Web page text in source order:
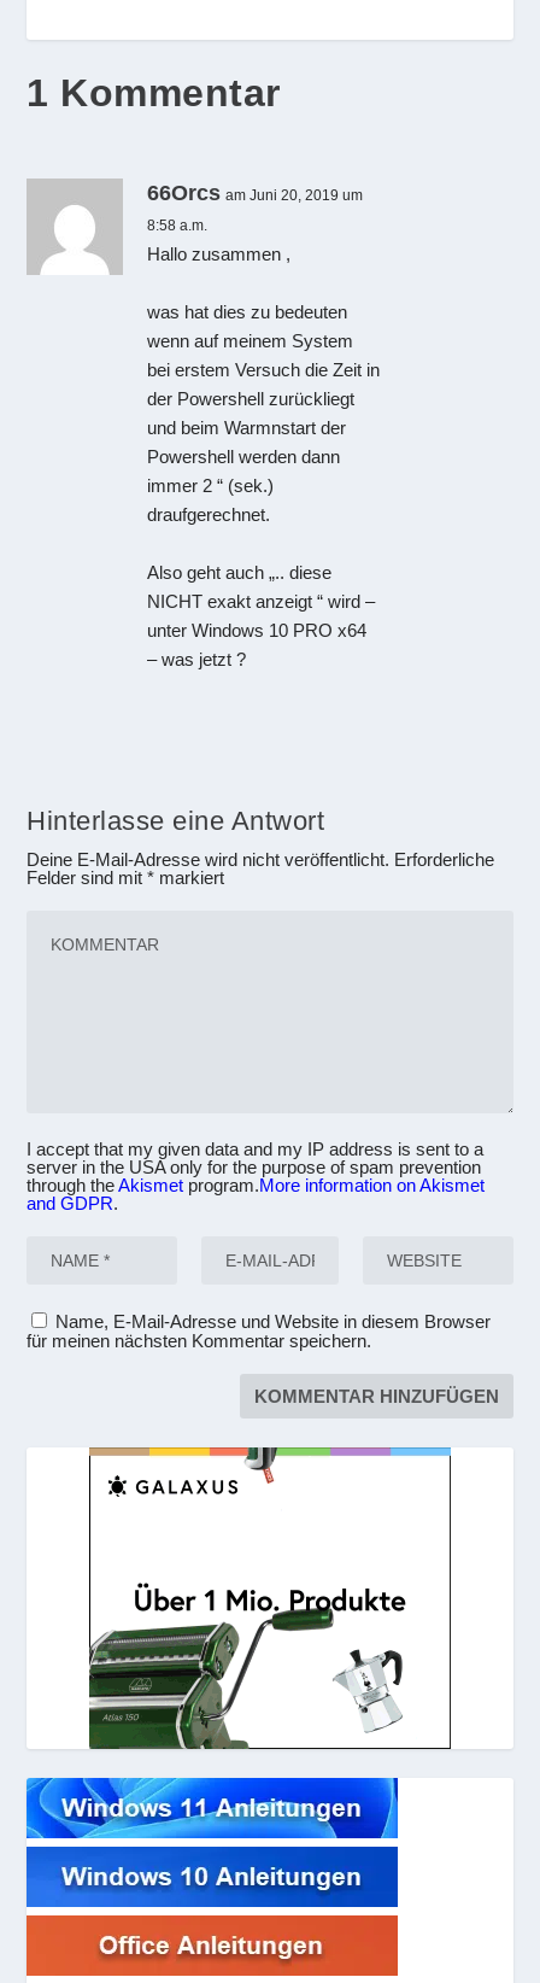
1 Kommentar
66Orcs am Juni 20, 2019 um
8:58 a.m.
Hallo zusammen ,
was hat dies zu bedeuten
wenn auf meinem System
bei erstem Versuch die Zeit in
der Powershell zurückliegt
und beim Warmnstart der
Powershell werden dann
immer 2 “ (sek.)
draufgerechnet.
Also geht auch „.. diese
NICHT exakt anzeigt “ wird –
unter Windows 10 PRO x64
– was jetzt ?
Hinterlasse eine Antwort
Deine E-Mail-Adresse wird nicht veröffentlicht. Erforderliche
Felder sind mit* markiert
I accept that my given data and my IP address is sent to a
server in the USA only for the purpose of spam prevention
through theAkismet program.More information on Akismet
and GDPR.
Name, E-Mail-Adresse und Website in diesem Browser
für meinen nächsten Kommentar speichern.